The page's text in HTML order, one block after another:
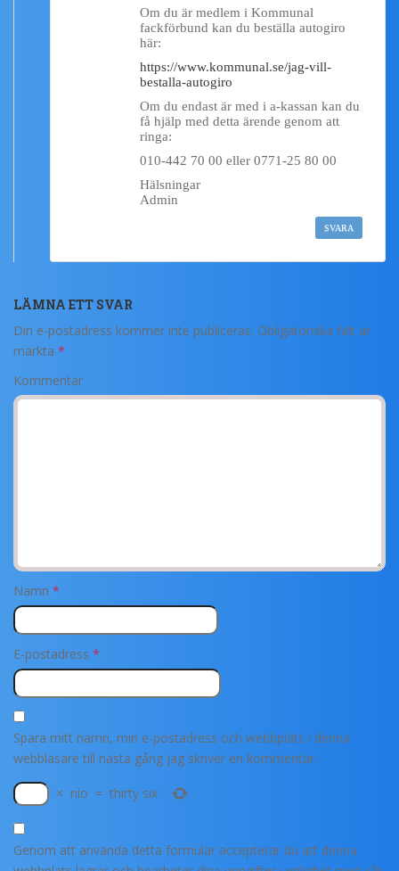
Om du är medlem i Kommunal
fackförbund kan du beställa autogiro
här:
https://www.kommunal.se/jag-vill-
bestalla-autogiro
Om du endast är med i a-kassan kan du
få hjälp med detta ärende genom att
ringa:
010-442 70 00 eller 0771-25 80 00
Hälsningar
Admin
SVARA
LÄMNA ETT SVAR
Din e-postadress kommer inte publiceras. Obligatoriska fält är
märkta *
Kommentar
Namn *
E-postadress *
Spara mitt namn, min e-postadress och webbplats i denna
webbläsare till nästa gång jag skriver en kommentar.
× nio = thirty six
Genom att använda detta formulär accepterar du att denna